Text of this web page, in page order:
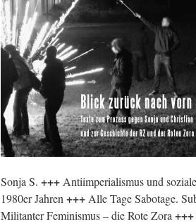
Sonja S. +++ Antiimperialismus und
1980er Jahren +++ Alle Tage Sabotage.
Militanter Feminismus – die Rote Zora +++